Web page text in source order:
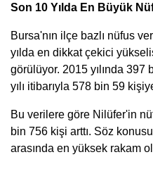
Son 10 Yılda En Büyük
Bursa'nın ilçe bazlı nüfus
yılda en dikkat çekici
görülüyor. 2015 yılında
yılı itibarıyla 578 bin 59
Bu verilere göre Nilüfer'in
bin 756 kişi arttı. Söz
arasında en yüksek rakam